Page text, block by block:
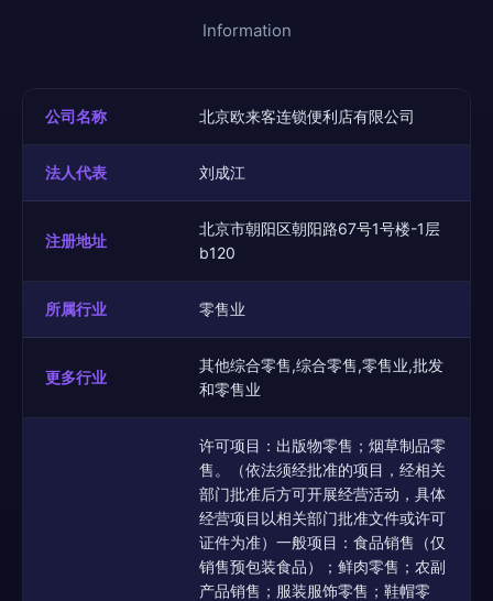
Information
公司名称 北京欧来客连锁便利店有限公司
法人代表 刘成江
注册地址
北京市朝阳区朝阳路67号1号楼-1层
b120
所属行业 零售业
更多行业
其他综合零售,综合零售,零售业,批发
和零售业
许可项目：出版物零售；烟草制品零
售。（依法须经批准的项目，经相关
部门批准后方可开展经营活动，具体
经营项目以相关部门批准文件或许可
证件为准）一般项目：食品销售（仅
销售预包装食品）；鲜肉零售；农副
产品销售；服装服饰零售；鞋帽零